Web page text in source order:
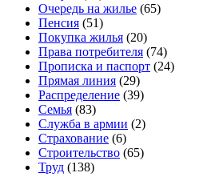
Очередь на жилье (65)
Пенсия (51)
Покупка жилья (20)
Права потребителя (74)
Прописка и паспорт (24)
Прямая линия (29)
Распределение (39)
Семья (83)
Служба в армии (2)
Страхование (6)
Строительство (65)
Труд (138)